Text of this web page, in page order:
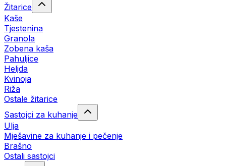
Žitarice
Kaše
Tjestenina
Granola
Zobena kaša
Pahuljice
Heljda
Kvinoja
Riža
Ostale žitarice
Sastojci za kuhanje
Ulja
Mješavine za kuhanje i pečenje
Brašno
Ostali sastojci